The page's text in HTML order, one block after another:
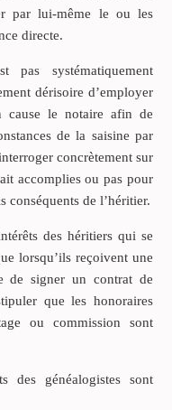
par lui-même le ou les
directe.
pas systématiquement
dérisoire d’employer
cause le notaire afin de
de la saisine par
concrètement sur
accomplies ou pas pour
conséquents de l’héritier.
des héritiers qui se
lorsqu’ils reçoivent une
de signer un contrat de
que les honoraires
ou commission sont
des généalogistes sont